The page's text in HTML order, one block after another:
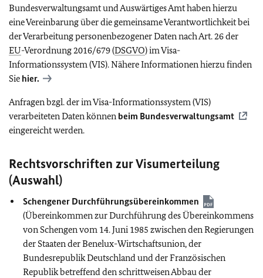
Bundesverwaltungsamt und Auswärtiges Amt haben hierzu
eine Vereinbarung über die gemeinsame Verantwortlichkeit bei
der Verarbeitung personenbezogener Daten nach Art. 26 der
EU-Verordnung 2016/679 (DSGVO) im Visa-
Informationssystem (VIS). Nähere Informationen hierzu finden
Sie hier.
Anfragen bzgl. der im Visa-Informationssystem (VIS)
verarbeiteten Daten können beim Bundesverwaltungsamt
eingereicht werden.
Rechtsvorschriften zur Visumerteilung
(Auswahl)
Schengener Durchführungsübereinkommen
(Übereinkommen zur Durchführung des Übereinkommens
von Schengen vom 14. Juni 1985 zwischen den Regierungen
der Staaten der Benelux-Wirtschaftsunion, der
Bundesrepublik Deutschland und der Französischen
Republik betreffend den schrittweisen Abbau der